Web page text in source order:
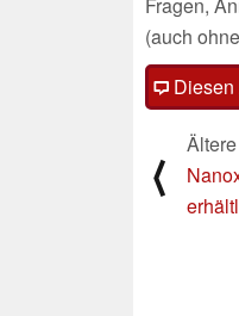
(auch
⟨